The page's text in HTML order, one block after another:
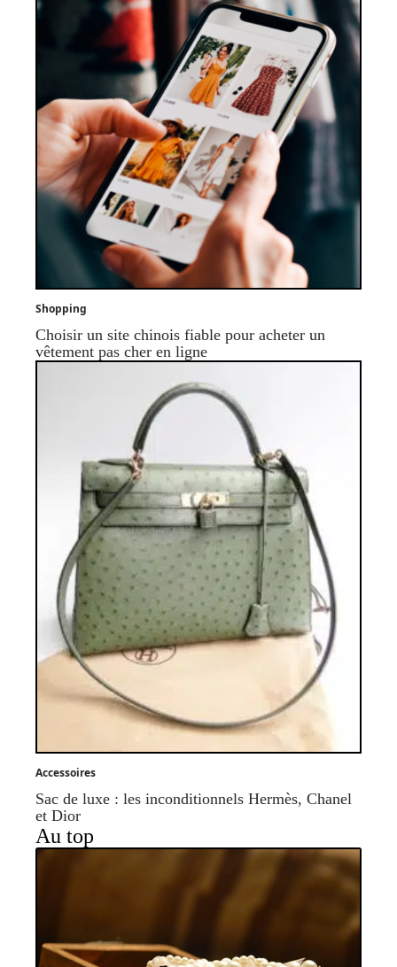
Shopping
Choisir un site chinois fiable pour acheter un
vêtement pas cher en ligne
Accessoires
Sac de luxe : les inconditionnels Hermès, Chanel
et Dior
Au top